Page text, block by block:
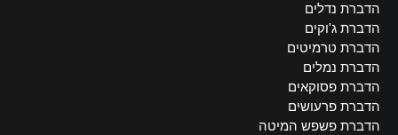
הדברת נדלים
הדברת ג'וקים
הדברת טרמיטים
הדברת נמלים
הדברת פסוקאים
הדברת פרעושים
הדברת פשפש המיטה